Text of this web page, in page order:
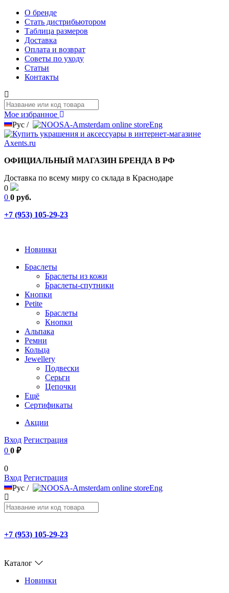
О бренде
Стать дистрибьютором
Таблица размеров
Доставка
Оплата и возврат
Советы по уходу
Статьи
Контакты
Мое избранное
Рус / Eng
ОФИЦИАЛЬНЫЙ МАГАЗИН БРЕНДА В РФ
Доставка по всему миру со склада в Краснодаре
0
0 0 руб.
+7 (953) 105-29-23
Новинки
Браслеты
Браслеты из кожи
Браслеты-спутники
Кнопки
Petite
Браслеты
Кнопки
Альпака
Ремни
Кольца
Jewellery
Подвески
Серьги
Цепочки
Ещё
Сертификаты
Акции
Вход Регистрация
0 0 ₽
0
Вход Регистрация
Рус / Eng
+7 (953) 105-29-23
Каталог
Новинки